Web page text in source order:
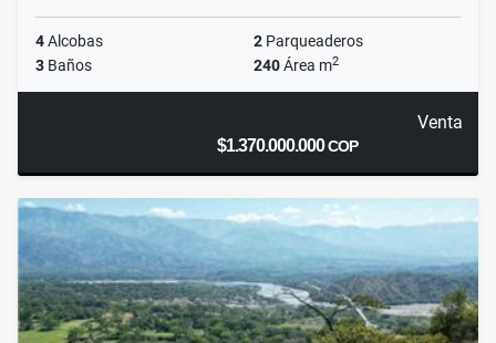
4Alcobas 2 Parqueaderos
3 Baños 240Área m2
Venta
$1.370.000.000COP